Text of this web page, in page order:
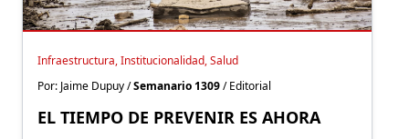
Infraestructura, Institucionalidad, Salud
Por: Jaime Dupuy /Semanario 1309/ Editorial
EL TIEMPO DE PREVENIR ES AHORA